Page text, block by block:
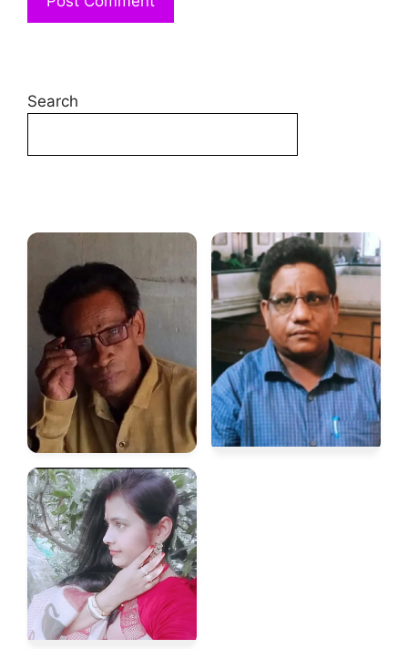
Search